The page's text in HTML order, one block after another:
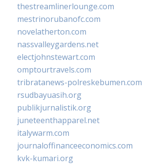
thestreamlinerlounge.com
mestrinorubanofc.com
novelatherton.com
nassvalleygardens.net
electjohnstewart.com
omptourtravels.com
tribratanews-polreskebumen.com
rsudbayuasih.org
publikjurnalistik.org
juneteenthapparel.net
italywarm.com
journaloffinanceeconomics.com
kvk-kumari.org